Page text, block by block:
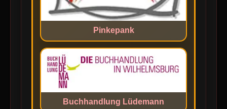
Pinkepank
Buchhandlung Lüdemann